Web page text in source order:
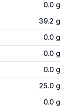
0.0 g
39.2 g
0.0 g
0.0 g
0.0 g
25.0 g
0.0 g